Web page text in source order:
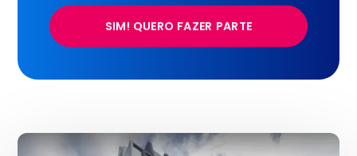
SIM! QUERO FAZER PARTE